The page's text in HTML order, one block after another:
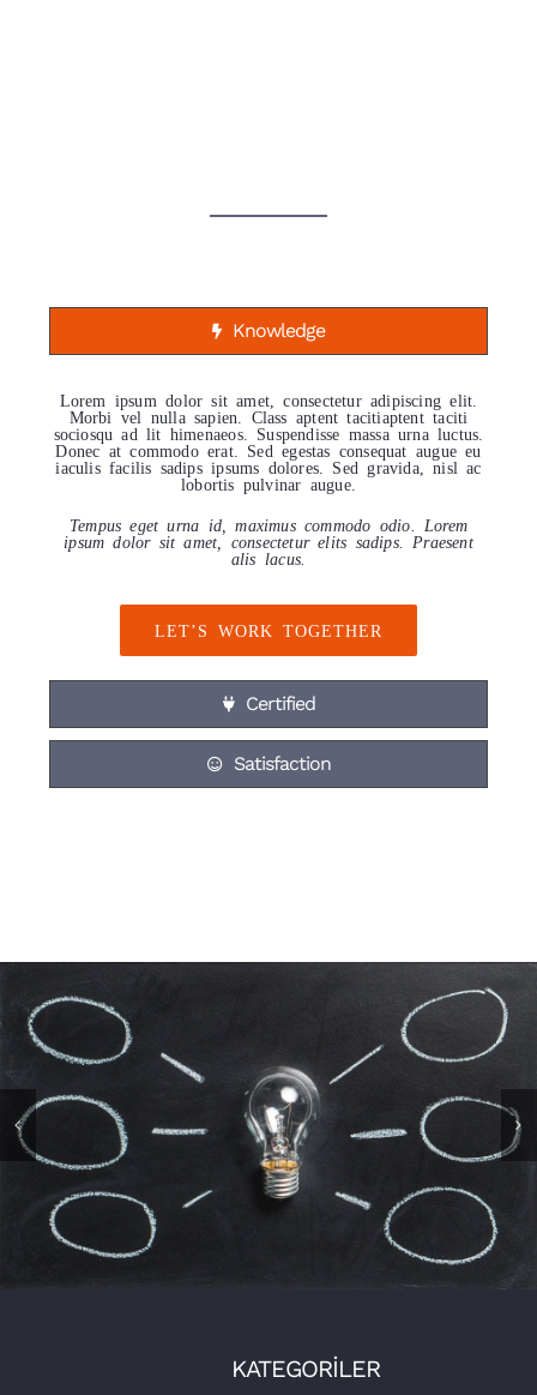
Knowledge
Lorem ipsum dolor sit amet, consectetur adipiscing elit.
Morbi vel nulla sapien. Class aptent tacitiaptent taciti
sociosqu ad lit himenaeos. Suspendisse massa urna luctus.
Donec at commodo erat. Sed egestas consequat augue eu
iaculis facilis sadips ipsums dolores. Sed gravida, nisl ac
lobortis pulvinar augue.
Tempus eget urna id, maximus commodo odio. Lorem
ipsum dolor sit amet, consectetur elits sadips. Praesent
alis lacus.
LET’S WORK TOGETHER
Certified
Satisfaction
KATEGORİLER